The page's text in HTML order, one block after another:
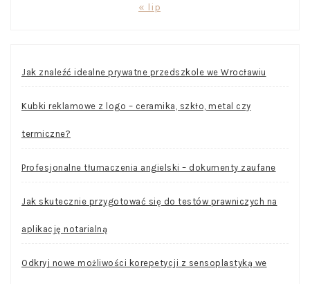
« lip
Jak znaleźć idealne prywatne przedszkole we Wrocławiu
Kubki reklamowe z logo – ceramika, szkło, metal czy
termiczne?
Profesjonalne tłumaczenia angielski – dokumenty zaufane
Jak skutecznie przygotować się do testów prawniczych na
aplikację notarialną
Odkryj nowe możliwości korepetycji z sensoplastyką we